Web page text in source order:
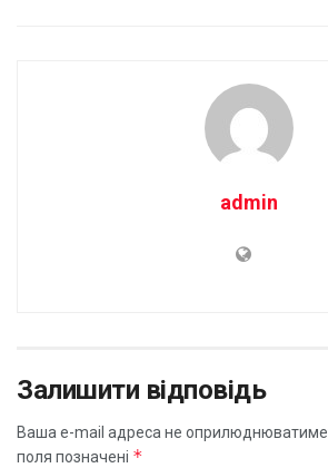
admin
Залишити відповідь
Ваша e-mail адреса не
поля позначені *